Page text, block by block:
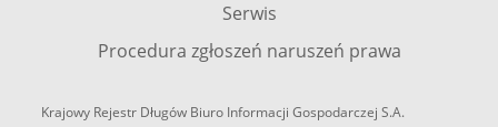
Serwis
Procedura zgłoszeń naruszeń prawa
Krajowy Rejestr Długów Biuro Informacji Gospodarczej S.A.